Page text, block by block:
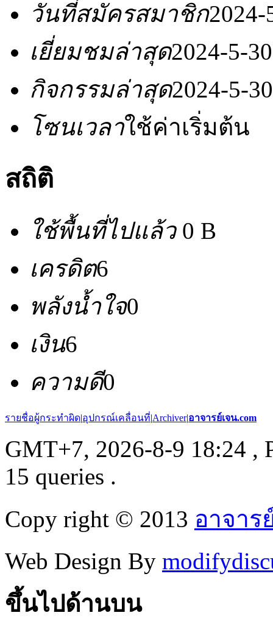
วันที่สมัครสมาชิก2024-
เยี่ยมชมล่าสุด2024-5-
กิจกรรมล่าสุด2024-5-
โซนเวลาใช้ค่าเริ่มต้น
สถิติ
ใช้พื้นที่ไปแล้ว0 B
เครดิต6
พลังน้ำใจ0
เงิน6
ความดี0
รายชื่อผู้กระทำผิด|อุปกรณ์เคลื่อนที่|Archiver|อาจารย์เจน.com
GMT+7, 2026-8-9 18:24 ,
15 queries .
Copy right © 2013 อาจาร
Web Design By
ขึ้นไปด้านบน